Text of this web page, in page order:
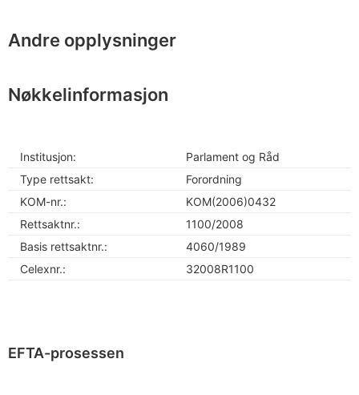
Andre opplysninger
Nøkkelinformasjon
Institusjon:
Parlament og Råd
Type rettsakt:
Forordning
KOM-nr.:
KOM(2006)0432
Rettsaktnr.:
1100/2008
Basis rettsaktnr.:
4060/1989
Celexnr.:
32008R1100
EFTA-prosessen